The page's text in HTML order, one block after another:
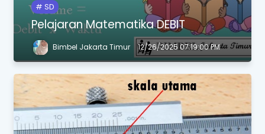
SD
Pelajaran Matematika DEBIT
Bimbel Jakarta Timur 12/26/2025 07:19:00 PM